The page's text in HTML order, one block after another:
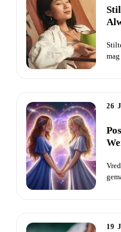
26
19